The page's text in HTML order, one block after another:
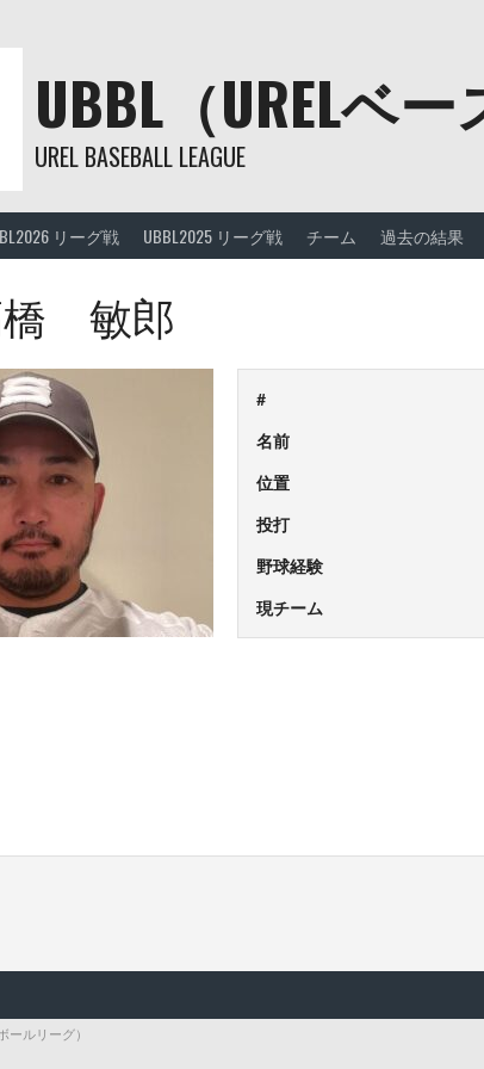
UBBL（URELベ
UREL BASEBALL LEAGUE
リーグ戦 UBBL2025 リーグ戦 チーム 過去の結果
敏郎
#
名前
位置
投打
野球経験
現チーム
ールリーグ）